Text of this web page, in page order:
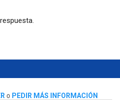
o PEDIR MÁS INFORMACIÓN